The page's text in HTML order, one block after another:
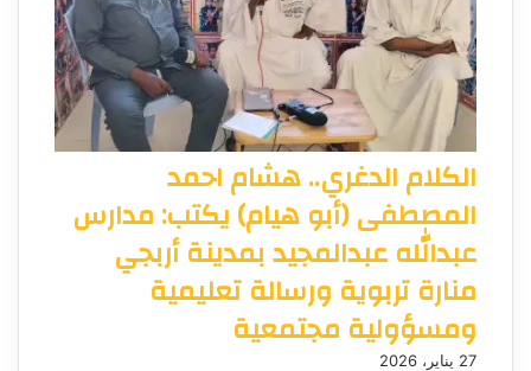
الكلام الدغري.. هشام احمد
المصطفى (أبو هيام) يكتب: مدارس
عبدالله عبدالمجيد بمدينة أربجي
منارة تربوية ورسالة تعليمية
ومسؤولية مجتمعية
27 يناير، 2026